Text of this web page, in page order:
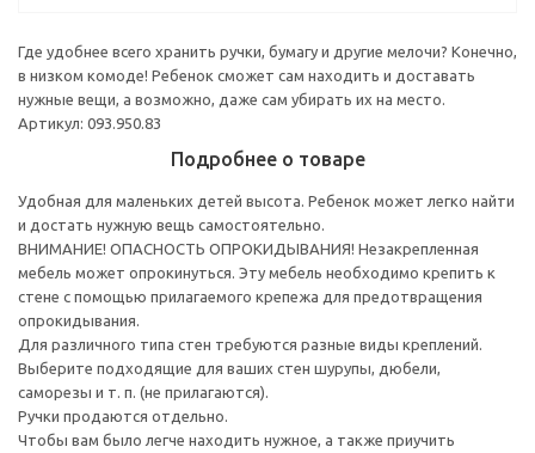
Где удобнее всего хранить ручки, бумагу и другие мелочи? Конечно,
в низком комоде! Ребенок сможет сам находить и доставать
нужные вещи, а возможно, даже сам убирать их на место.
Артикул: 093.950.83
Подробнее о товаре
Удобная для маленьких детей высота. Ребенок может легко найти
и достать нужную вещь самостоятельно.
ВНИМАНИЕ! ОПАСНОСТЬ ОПРОКИДЫВАНИЯ! Незакрепленная
мебель может опрокинуться. Эту мебель необходимо крепить к
стене с помощью прилагаемого крепежа для предотвращения
опрокидывания.
Для различного типа стен требуются разные виды креплений.
Выберите подходящие для ваших стен шурупы, дюбели,
саморезы и т. п. (не прилагаются).
Ручки продаются отдельно.
Чтобы вам было легче находить нужное, а также приучить